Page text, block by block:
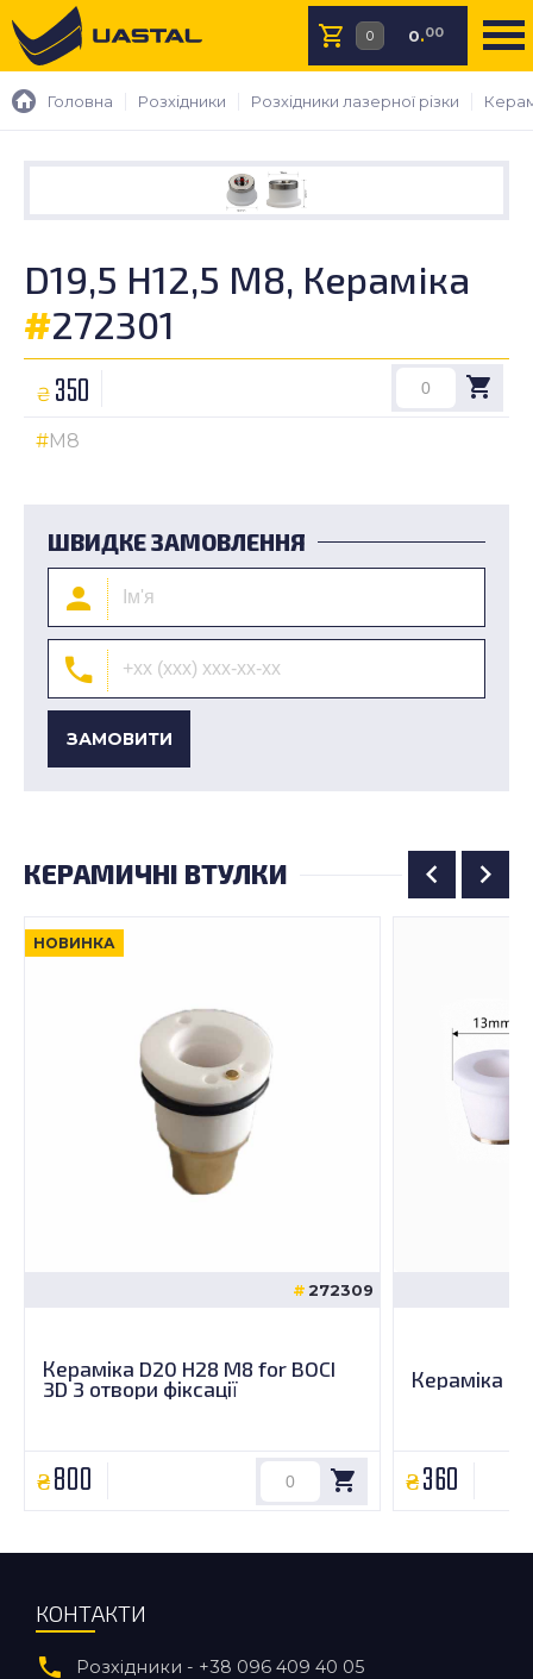
0.00
Головна Розхідники Розхідники лазерної різки
D19,5 H12,5 M8, Кераміка
#272301
₴ 350
M8
ШВИДКЕ ЗАМОВЛЕННЯ
ЗАМОВИТИ
КЕРАМИЧНІ ВТУЛКИ
НОВИНКА
272309
Кераміка D20 H28 M8 for BOCI
3D 3 отвори фіксації
800
Кераміка
360
КОНТАКТИ
Розхідники - +38 096 409 40 05